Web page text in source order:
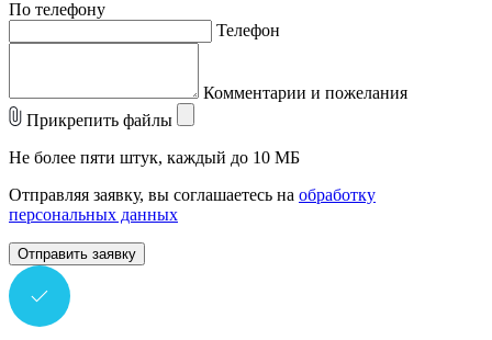
По телефону
Телефон
Комментарии и пожелания
Прикрепить файлы
Не более пяти штук, каждый до 10 МБ
Отправляя заявку, вы соглашаетесь на обработку
персональных данных
Отправить заявку